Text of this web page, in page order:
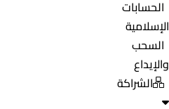
الحسابات
الإسلامية
السحب
والإيداع
الشراكة